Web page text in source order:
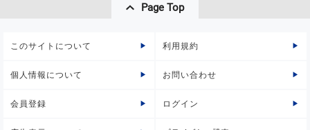
Page Top
このサイトについて 利用規約
個人情報について お問い合わせ
会員登録 ログイン